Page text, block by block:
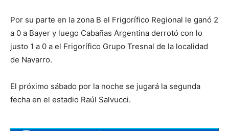
Por su parte en la zona B el Frigorífico Regional le ganó 2
a 0 a Bayer y luego Cabañas Argentina derrotó con lo
justo 1 a 0 a el Frigorífico Grupo Tresnal de la localidad
de Navarro.
El próximo sábado por la noche se jugará la segunda
fecha en el estadio Raúl Salvucci.